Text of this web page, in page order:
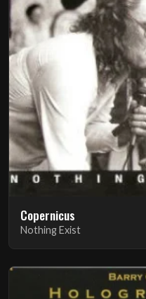
Copernicus
Nothing Exist